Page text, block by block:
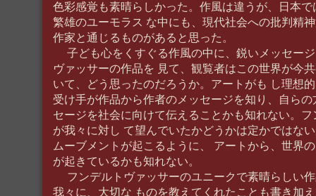
色彩感覚も素晴らしかった。作風は違うが、日本
繁雄のユーモラス な中にも、現代社会への批判精
作家と通じるものがあると思った。
子ども心をくすぐる作風の中に、鋭いメッセー
ヴァッサーの作品を 見て、観覧者はこの世界が今
いて、どう思ったのだろうか。アートがも し理想
受け手が作品から作者のメッセージを知り、自ら
セージを社会に向けて伝えることかも知れない。
が我々に対し て望んでいたかどうかは定かではな
ムーブメントが起こるように、 アートから、世界
が起きているかも知れない。
フンデルトヴァッサーのユニークで素晴らしい
我々に、大切な ものを教えてくれたことも書き加